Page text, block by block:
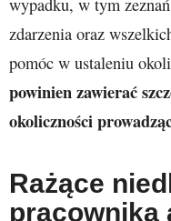
zdarzenia oraz
pomóc w ustaleniu
powinien zawierać
okoliczności
Rażące
pracownika